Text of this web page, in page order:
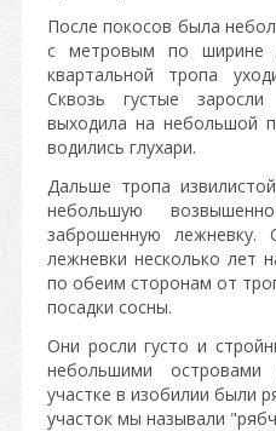
После покосов была
с метровым по ширине
квартальной тропа
Сквозь густые
выходила на небольшой
водились глухари.
Дальше тропа
небольшую
заброшенную
лежневки несколько лет
по обеим сторонам от
посадки сосны.
Они росли густо и
небольшими
участке в изобилии были
участок мы называли